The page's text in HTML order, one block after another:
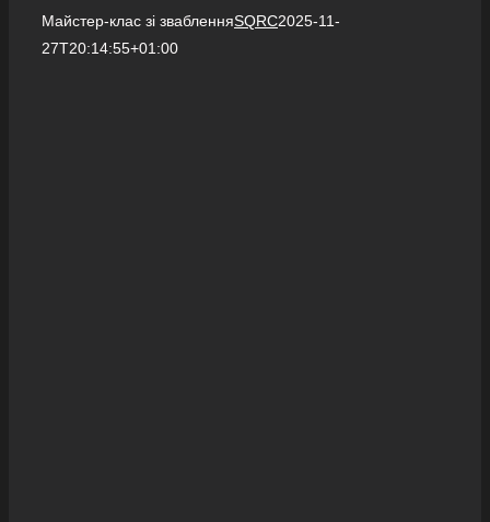
Майстер-клас зі звабленняSQRC2025-11-
27T20:14:55+01:00